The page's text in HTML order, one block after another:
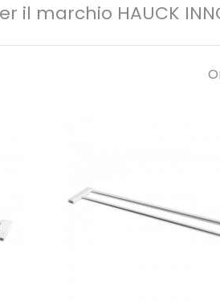
il marchio HAUCK